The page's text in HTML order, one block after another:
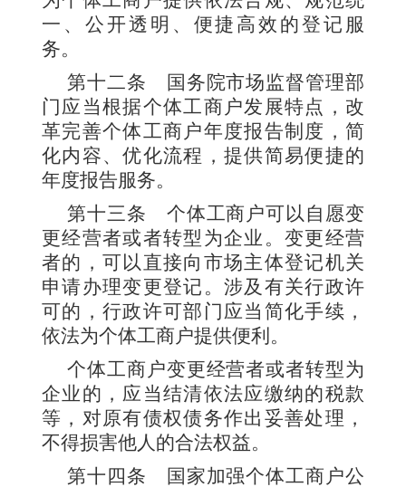
一、公开透明、便捷高效的登记服
务。
第十二条
国务院市场监督管理部
门应当根据个体工商户发展特点，改
革完善个体工商户年度报告制度，简
化内容、优化流程，提供简易便捷的
年度报告服务。
第十三条 个体工商户可以自愿变
更经营者或者转型为企业。变更经营
者的，可以直接向市场主体登记机关
申请办理变更登记。涉及有关行政许
可的，行政许可部门应当简化手续，
依法为个体工商户提供便利。
个体工商户变更经营者或者转型为
企业的，应当结清依法应缴纳的税款
等，对原有债权债务作出妥善处理，
不得损害他人的合法权益。
第十四条
国家加强个体工商户公